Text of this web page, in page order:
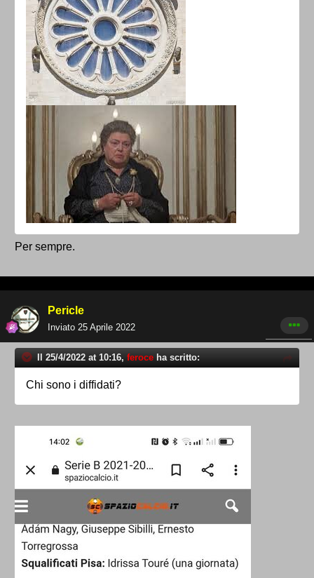
Per sempre.
Pericle
Inviato 25 Aprile 2022
Il 25/4/2022 at 10:16, feroce ha scritto:
Chi sono i diffidati?